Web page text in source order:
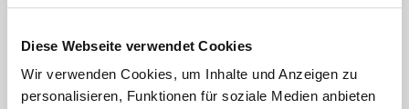
Diese Webseite verwendet Cookies
Wir verwenden Cookies, um Inhalte und Anzeigen zu
personalisieren, Funktionen für soziale Medien anbieten
Stolpersteine beseitigen –
Herausforderungen als
Chance nutzen